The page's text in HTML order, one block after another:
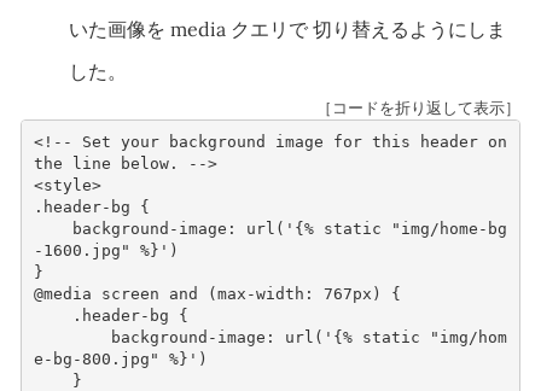
いた画像を media クエリで 切り替えるようにしま
した。
［コードを折り返して表示］
<!-- Set your background image for this header on
the line below. -->
<style>
. header-bg
{
background-image : url ( '{% static "img/home-bg
-1600.jpg" %}' )
}
@media screen and ( max-width : 767px )
{
. header-bg
{
background-image : url ( '{% static "img/hom
e-bg-800.jpg" %}' )
}